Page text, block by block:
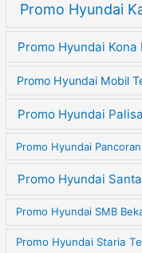
Promo Hyundai
Promo Hyundai Kona
Promo Hyundai Mobil
Promo Hyundai
Promo Hyundai
Promo Hyundai
Promo Hyundai SMB
Promo Hyundai Staria